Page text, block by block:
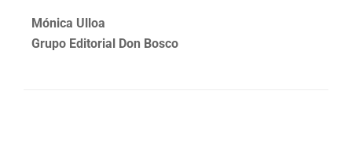
Mónica Ulloa
Grupo Editorial Don Bosco